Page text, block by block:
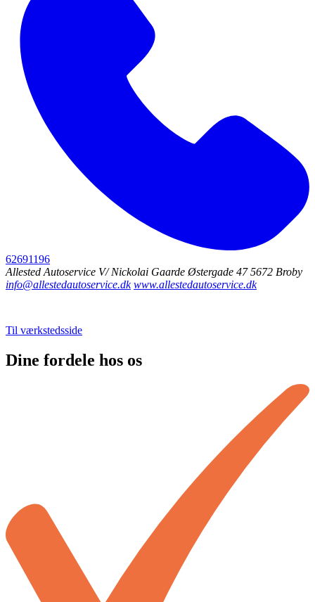
62691196
Allested Autoservice V/ Nickolai Gaarde Østergade 47 5672 Broby
info@allestedautoservice.dk www.allestedautoservice.dk
Til værkstedsside
Dine fordele hos os